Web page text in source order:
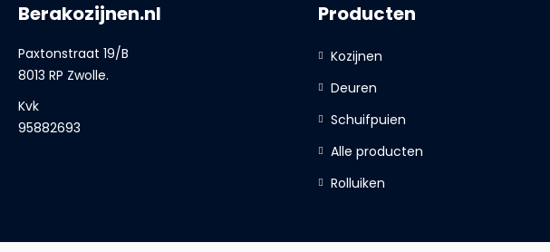
Berakozijnen.nl
Paxtonstraat 19/B
8013 RP Zwolle.
Kvk
95882693
Producten
Kozijnen
Deuren
Schuifpuien
Alle producten
Rolluiken